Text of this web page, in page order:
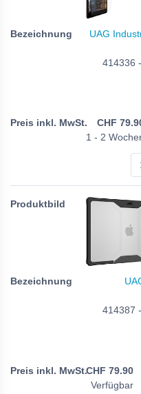
UAG
414336
CHF
1 - 2
414387
CHF 79.90
Verfügbar